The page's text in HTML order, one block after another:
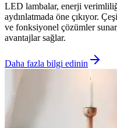
LED lambalar, enerji
aydınlatmada öne çıkıyor.
ve fonksiyonel çözümler
avantajlar sağlar.
Daha fazla bilgi edinin